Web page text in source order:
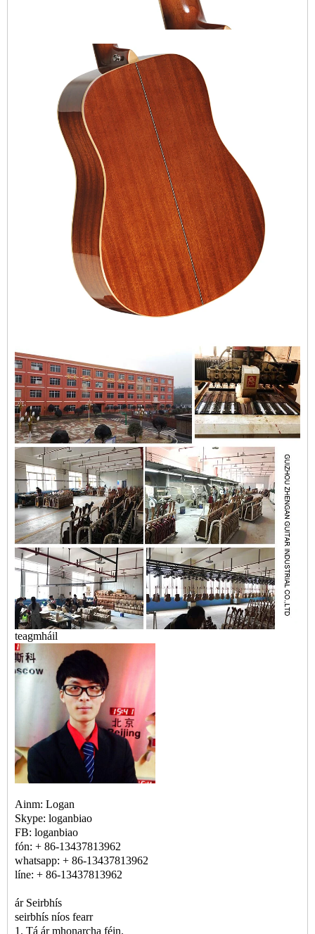
teagmháil
Ainm: Logan
Skype: loganbiao
FB: loganbiao
fón: + 86-13437813962
whatsapp: + 86-13437813962
líne: + 86-13437813962
ár Seirbhís
seirbhís níos fearr
1. Tá ár mhonarcha féin.